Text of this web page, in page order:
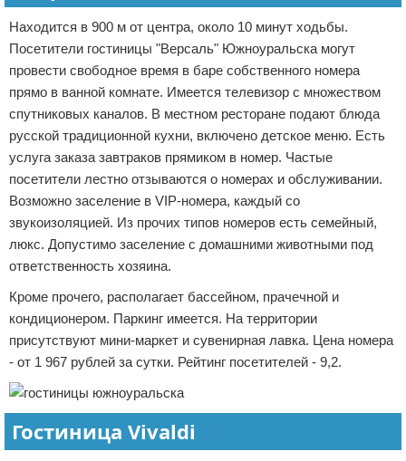
Находится в 900 м от центра, около 10 минут ходьбы.
Посетители гостиницы "Версаль" Южноуральска могут
провести свободное время в баре собственного номера
прямо в ванной комнате. Имеется телевизор с множеством
спутниковых каналов. В местном ресторане подают блюда
русской традиционной кухни, включено детское меню. Есть
услуга заказа завтраков прямиком в номер. Частые
посетители лестно отзываются о номерах и обслуживании.
Возможно заселение в VIP-номера, каждый со
звукоизоляцией. Из прочих типов номеров есть семейный,
люкс. Допустимо заселение с домашними животными под
ответственность хозяина.
Кроме прочего, располагает бассейном, прачечной и
кондиционером. Паркинг имеется. На территории
присутствуют мини-маркет и сувенирная лавка. Цена номера
- от 1 967 рублей за сутки. Рейтинг посетителей - 9,2.
Гостиница Vivaldi